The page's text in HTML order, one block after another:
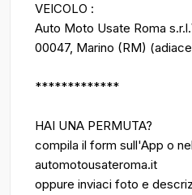
VEICOLO :
Auto Moto Usate Roma
00047, Marino (RM)
*************
HAI UNA PERMUTA?
compila il form sull'App o
automotousateroma.it
oppure inviaci foto e